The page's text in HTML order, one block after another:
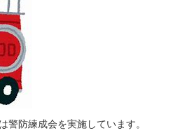
警防練成会を実施しています。